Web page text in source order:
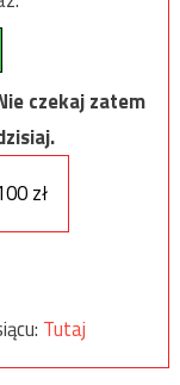
czekaj zatem
zł
Tutaj